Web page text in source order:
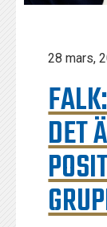
28 mars,
DET